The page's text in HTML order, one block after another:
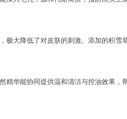
极大降低了对皮肤的刺激。添加的积雪
华能协同提供温和清洁与控油效果，